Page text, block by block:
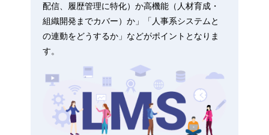
配信、履歴管理に特化）か高機能（人材育成・
組織開発までカバー）か」「人事系システムと
の連動をどうするか」などがポイントとなりま
す。